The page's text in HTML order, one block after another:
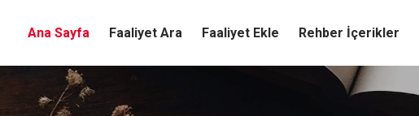
Ana Sayfa Faaliyet Ara Faaliyet Ekle Rehber İçerikler